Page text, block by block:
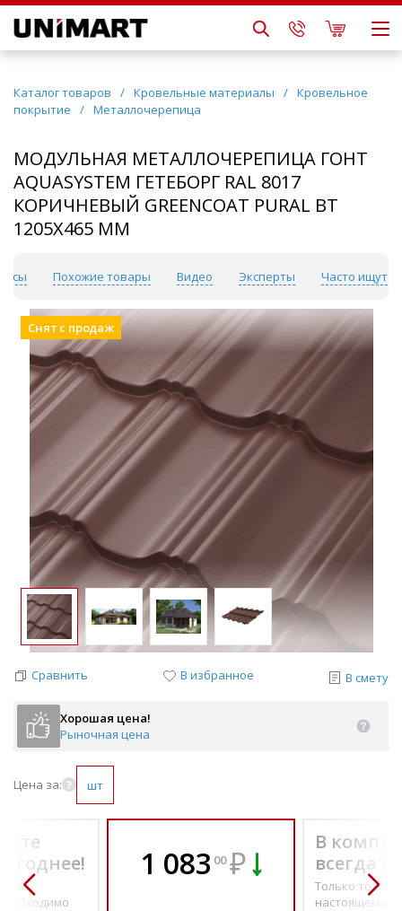
Каталог товаров / Кровельные материалы / Кровельное
покрытие
/ Металлочерепица
МОДУЛЬНАЯ МЕТАЛЛОЧЕРЕПИЦА ГОНТ
AQUASYSTEM ГЕТЕБОРГ RAL 8017
КОРИЧНЕВЫЙ GREENCOAT PURAL BT
1205Х465 ММ
Похожие товары Видео Эксперты Часто ищут
Снят с продаж
Сравнить В избранное В смету
Хорошая цена!
Рыночная цена
Цена за: шт
по-
1 083 00 ₽
В
всегда
Только то, что
настоящему